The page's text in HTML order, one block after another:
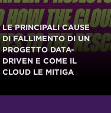
LE PRINCIPALI CAUSE
DI FALLIMENTO DI UN
PROGETTO DATA-
DRIVEN E COME IL
CLOUD LE MITIGA